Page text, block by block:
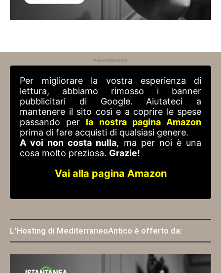
Advertisement
Per migliorare la vostra esperienza di
lettura, abbiamo rimosso i banner
pubblicitari di Google. Aiutateci a
mantenere il sito così e a coprire le spese
passando per la nostra pagina Amazon
prima di fare acquisti di qualsiasi genere.
A voi non costa nulla, ma per noi è una
cosa molto preziosa. Grazie!
Vai alla pagina Amazon
L'Hosting di MediterraneoAntico è offerto da: